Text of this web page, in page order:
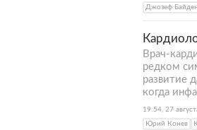
Джозеф Байден
Врач-
редком
развитие
когда
19:54, 27
Юрий Конев